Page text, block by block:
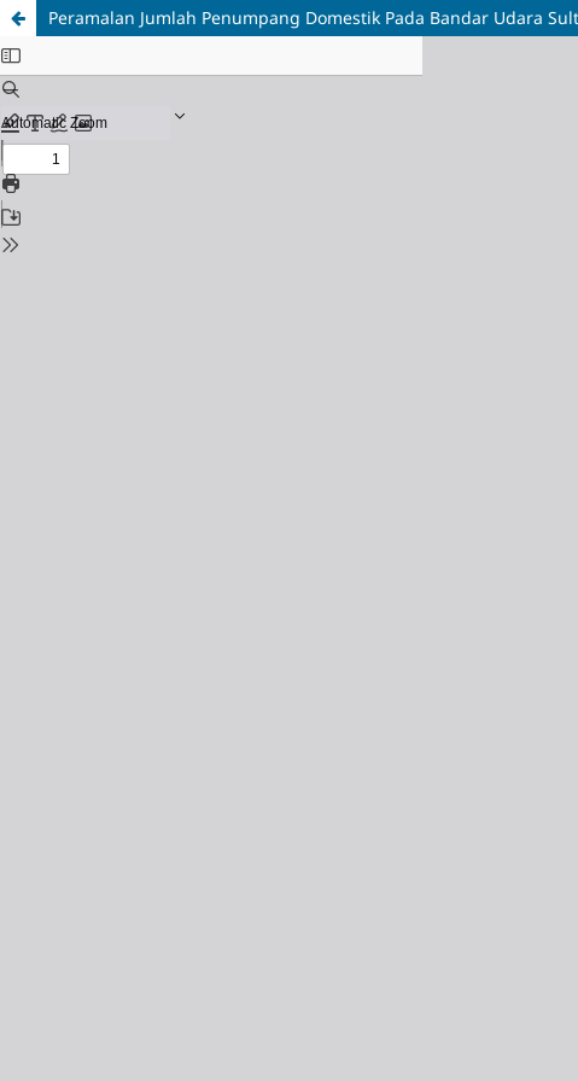
Peramalan Jumlah Penumpang Domestik Pada Bandar Udara